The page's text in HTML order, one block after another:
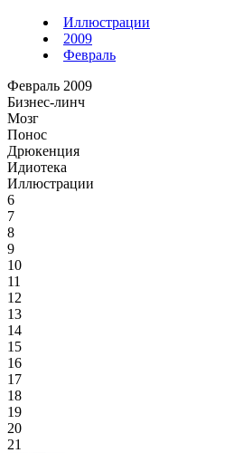
Иллюстрации
2009
Февраль
Февраль 2009
Бизнес-линч
Мозг
Понос
Дрюкенция
Идиотека
Иллюстрации
6
7
8
9
10
11
12
13
14
15
16
17
18
19
20
21